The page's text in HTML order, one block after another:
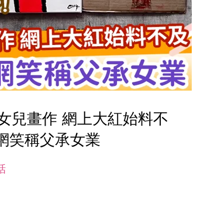
兒畫作 網上大紅始料不
笑稱父承女業